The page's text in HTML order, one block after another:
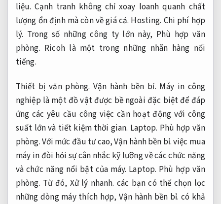
liệu. Cạnh tranh không chỉ xoay loanh quanh chất
lượng ổn định mà còn về giá cả. Hosting. Chi phí hợp
lý. Trong số những công ty lớn này, Phù hợp văn
phòng. Ricoh là một trong những nhãn hàng nổi
tiếng.
Thiết bị văn phòng. Vận hành bền bỉ. Máy in công
nghiệp là một đồ vật được bề ngoài đặc biệt để đáp
ứng các yêu cầu công việc cần hoạt động với công
suất lớn và tiết kiệm thời gian. Laptop. Phù hợp văn
phòng.Với mức đầu tư cao,Vận hành bền bỉ.việc mua
máy in đòi hỏi sự cân nhắc kỹ lưỡng về các chức năng
và chức năng nổi bật của máy. Laptop. Phù hợp văn
phòng. Từ đó, Xử lý nhanh. các bạn có thể chọn lọc
những dòng máy thích hợp, Vận hành bền bỉ. có khả